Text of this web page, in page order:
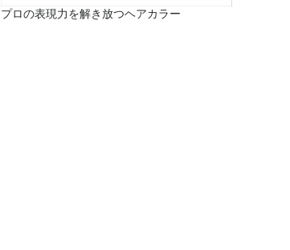
プロの表現力を解き放つヘアカラー